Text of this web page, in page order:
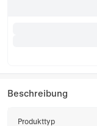
Beschreibung
Produkttyp